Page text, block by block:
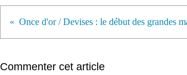
Commenter cet article